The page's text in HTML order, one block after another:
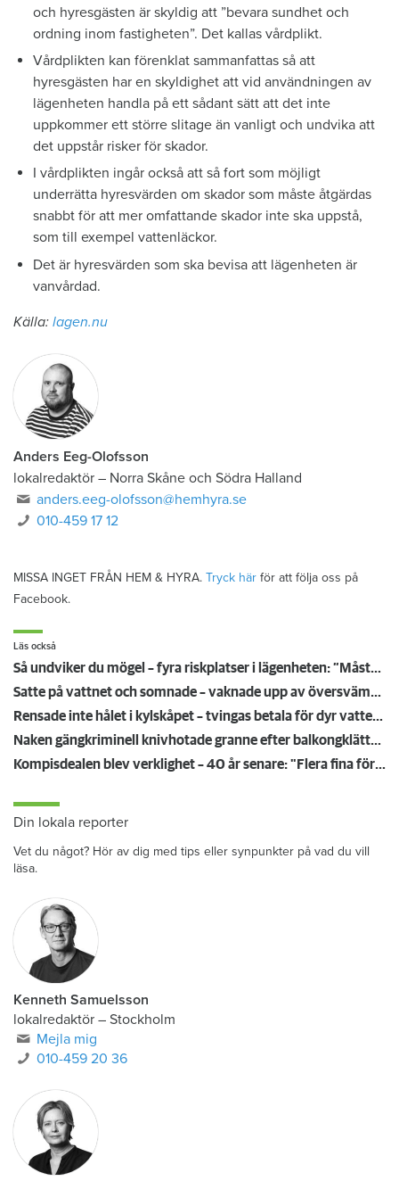
och hyresgästen är skyldig att ”bevara sundhet och
ordning inom fastigheten”. Det kallas vårdplikt.
Vårdplikten kan förenklat sammanfattas så att
hyresgästen har en skyldighet att vid användningen av
lägenheten handla på ett sådant sätt att det inte
uppkommer ett större slitage än vanligt och undvika att
det uppstår risker för skador.
I vårdplikten ingår också att så fort som möjligt
underrätta hyresvärden om skador som måste åtgärdas
snabbt för att mer omfattande skador inte ska uppstå,
som till exempel vattenläckor.
Det är hyresvärden som ska bevisa att lägenheten är
vanvårdad.
Källa: lagen.nu
Anders Eeg-Olofsson
lokalredaktör – Norra Skåne och Södra Halland
anders.eeg-olofsson@hemhyra.se
010-459 17 12
MISSA INGET FRÅN HEM & HYRA. Tryck här för att följa oss på
Facebook.
Läs också
Så undviker du mögel – fyra riskplatser i lägenheten: ”Måste städa bort”
Satte på vattnet och somnade – vaknade upp av översvämning hos grannen
Rensade inte hålet i kylskåpet – tvingas betala för dyr vattenskada
Naken gängkriminell knivhotade granne efter balkongklättring
Kompisdealen blev verklighet – 40 år senare: "Flera fina fördelar med att dela bostad"
Din lokala reporter
Vet du något? Hör av dig med tips eller synpunkter på vad du vill
läsa.
Kenneth Samuelsson
lokalredaktör – Stockholm
Mejla mig
010-459 20 36